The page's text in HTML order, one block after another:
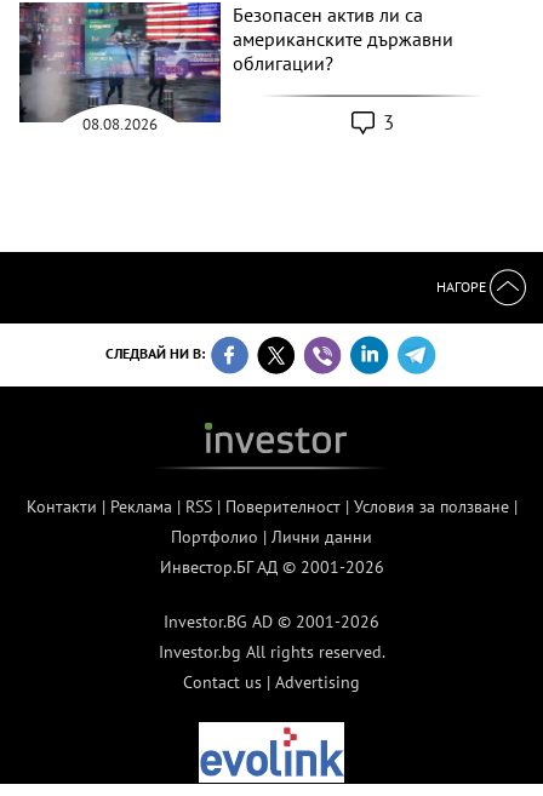
08.08.2026
Безопасен актив ли са
американските държавни
облигации?
3
НАГОРЕ
СЛЕДВАЙ НИ В:
Контакти | Реклама | RSS| Поверителност| Условия за ползване|
Портфолио | Лични данни
Инвестор.БГ АД © 2001-2026
Investor.BG AD © 2001-2026
Investor.bg All rights reserved.
Contact us | Advertising